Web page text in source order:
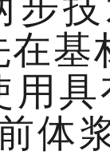
步
在基
用
体